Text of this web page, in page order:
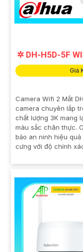
✲ DH-H5D-5F
Giá
Camera Wifi 2 Mắt
camera chuyên lắp
chất lượng 3K mang
màu sắc chân thực.
bảo an ninh hiệu
cưng với độ chính